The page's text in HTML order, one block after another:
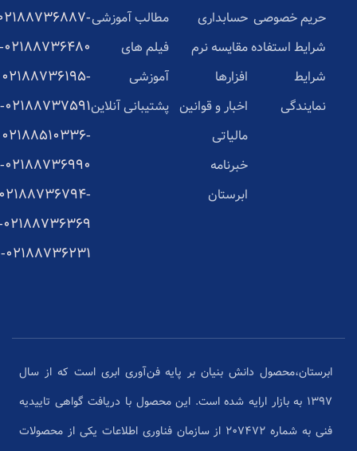
حریم خصوصی
شرایط استفاده
شرایط
نمایندگی
حسابداری
مقایسه نرم
افزارها
اخبار و قوانین
مالیاتی
خبرنامه
ابرستان
مطالب آموزشی
فیلم های
آموزشی
پشتیبانی آنلاین
02188736887-
02188736480-
02188736195-
02188737591-
02188510336-
02188736990-
02188736794-
02188736369-
02188736231-
ابرستان،محصول دانش بنیان بر پایه فن‌آوری ابری است که از سال
1397 به بازار ارایه شده است. این محصول با دریافت گواهی تاییدیه
فنی به شماره 207472 از سازمان فناوری اطلاعات یکی از محصولات